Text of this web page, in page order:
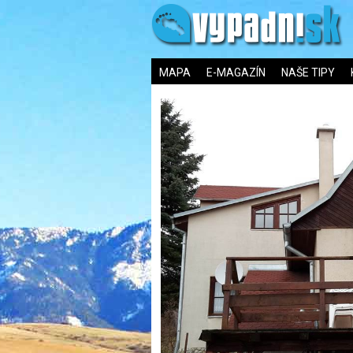
MAPA E-MAGAZÍN NAŠE TIPY